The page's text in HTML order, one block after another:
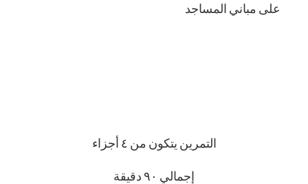
على مباني المساجد
التمرين يتكون من ٤ أجزاء
إجمالي ٩٠ دقيقة